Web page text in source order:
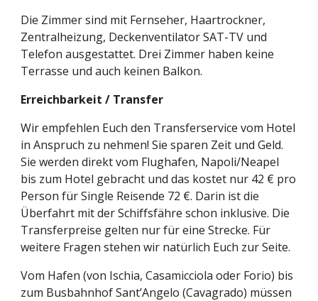
Die Zimmer sind mit Fernseher, Haartrockner,
Zentralheizung, Deckenventilator SAT-TV und
Telefon ausgestattet. Drei Zimmer haben keine
Terrasse und auch keinen Balkon.
Erreichbarkeit / Transfer
Wir empfehlen Euch den Transferservice vom Hotel
in Anspruch zu nehmen! Sie sparen Zeit und Geld.
Sie werden direkt vom Flughafen, Napoli/Neapel
bis zum Hotel gebracht und das kostet nur 42 € pro
Person für Single Reisende 72 €. Darin ist die
Überfahrt mit der Schiffsfähre schon inklusive. Die
Transferpreise gelten nur für eine Strecke. Für
weitere Fragen stehen wir natürlich Euch zur Seite.
Vom Hafen (von Ischia, Casamicciola oder Forio) bis
zum Busbahnhof Sant’Angelo (Cavagrado) müssen